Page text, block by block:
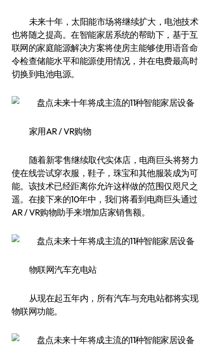
未来十年，太阳能市场将继续扩大，电池技术
也将随之提高。在智能家居系统的帮助下，基于互
联网的家庭能源解决方案将使房主能够使用语音命
令检查储能水平和能源使用情况，并在电费最高时
切换到电池电源。
家用AR / VR购物
随着新零售继续取代实体店，电商巨头将努力
使在线尝试穿衣服，鞋子，珠宝和其他服装成为可
能。该技术已经距离你允许这样做的范围仅咫尺之
遥。在接下来的10年中，我们将看到电商巨头通过
AR / VR购物助手来增加店家销售额。
物联网汽车充电站
从现在起五年内，所有汽车与充电站都将实现
物联网功能。